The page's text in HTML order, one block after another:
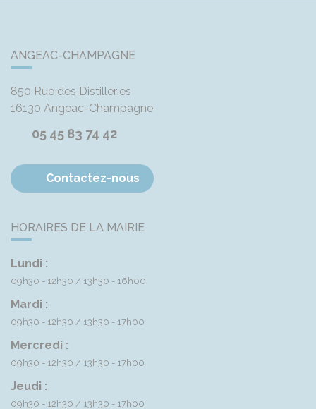
ANGEAC-CHAMPAGNE
850 Rue des Distilleries
16130 Angeac-Champagne
05 45 83 74 42
Contactez-nous
HORAIRES DE LA MAIRIE
Lundi :
09h30 - 12h30 13h30 - 16h00
Mardi :
09h30 - 12h30 13h30 - 17h00
Mercredi :
09h30 - 12h30 13h30 - 17h00
Jeudi :
09h30 - 12h30 13h30 - 17h00